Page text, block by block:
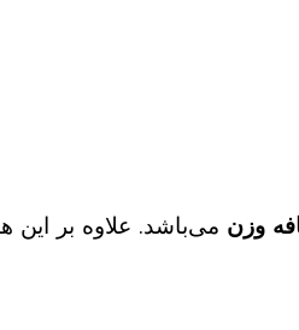
وزن می‌باشد. علاوه بر این